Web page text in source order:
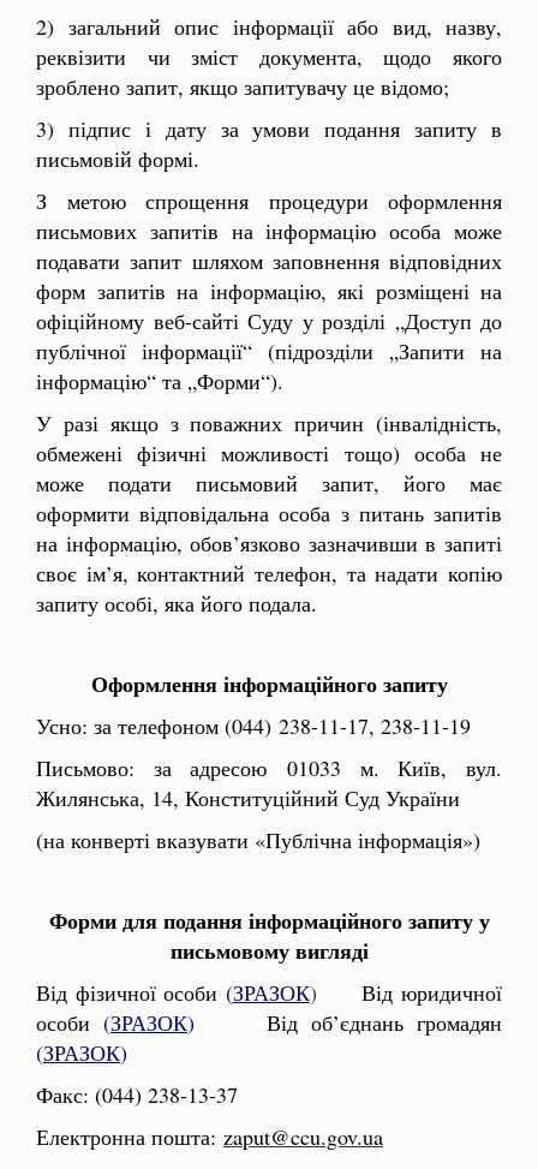
2) загальний опис інформації або вид, назву,
реквізити чи зміст документа, щодо якого
зроблено запит, якщо запитувачу це відомо;
3) підпис і дату за умови подання запиту в
письмовій формі.
З метою спрощення процедури оформлення
письмових запитів на інформацію особа може
подавати запит шляхом заповнення відповідних
форм запитів на інформацію, які розміщені на
офіційному веб-сайті Суду у розділі „Доступ до
публічної інформації“ (підрозділи „Запити на
інформацію“ та „Форми“).
У разі якщо з поважних причин (інвалідність,
обмежені фізичні можливості тощо) особа не
може подати письмовий запит, його має
оформити відповідальна особа з питань запитів
на інформацію, обов’язково зазначивши в запиті
своє ім’я, контактний телефон, та надати копію
запиту особі, яка його подала.
Оформлення інформаційного запиту
Усно: за телефоном (044) 238-11-17, 238-11-19
Письмово: за адресою 01033 м. Київ, вул.
Жилянська, 14, Конституційний Суд України
(на конверті вказувати «Публічна інформація»)
Форми для подання інформаційного запиту у
письмовому вигляді
Від фізичної особи (ЗРАЗОК)
Від юридичної
особи (ЗРАЗОК) Від об’єднань громадян
(ЗРАЗОК)
Факс: (044) 238-13-37
Електронна пошта: zaput@ccu.gov.ua